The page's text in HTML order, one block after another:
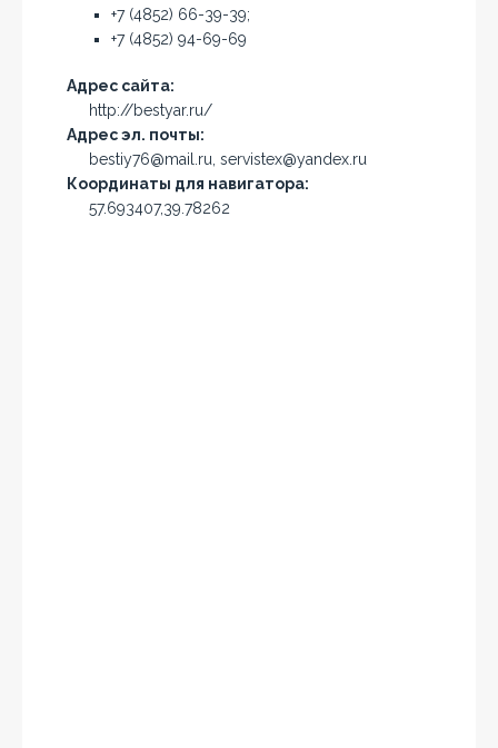
+7 (4852) 66-39-39;
+7 (4852) 94-69-69
Адрес сайта:
http://bestyar.ru/
Адрес эл. почты:
bestiy76@mail.ru, servistex@yandex.ru
Координаты для навигатора:
57.693407,39.78262